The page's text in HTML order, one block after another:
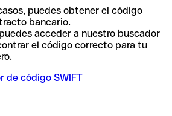
puedes obtener el código
bancario.
acceder a nuestro buscador
el código correcto para tu
de código SWIFT